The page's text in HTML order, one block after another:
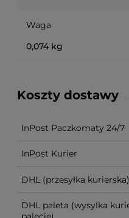
Waga
0,074 kg
Koszty dostawy
Ze względu na
Możliwy również odbiór
InPost Paczkomaty 24/7
InPost Kurier
DHL (przesyłka kurierska)
DHL paleta (wysylka